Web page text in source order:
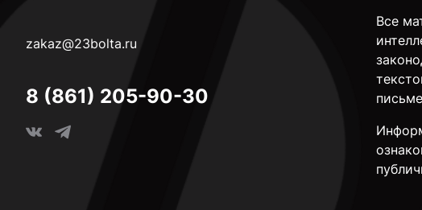
Все
zakaz@23bolta.ru
8 (861) 205-90-30